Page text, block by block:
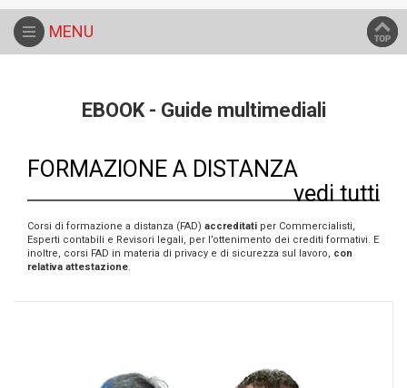
MENU
Home
EBOOK - Guide multimediali
FORMAZIONE A DISTANZA
vedi tutti
Corsi di formazione a distanza (FAD) accreditati per Commercialisti,
Esperti contabili e Revisori legali, per l’ottenimento dei crediti formativi. E
inoltre, corsi FAD in materia di privacy e di sicurezza sul lavoro, con
relativa attestazione.